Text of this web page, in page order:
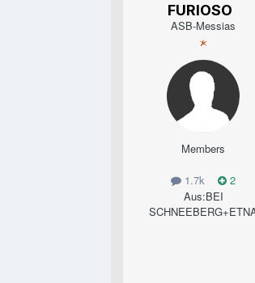
FURIOSO
ASB-Messias
Members
1.7k
2
Aus:BEI